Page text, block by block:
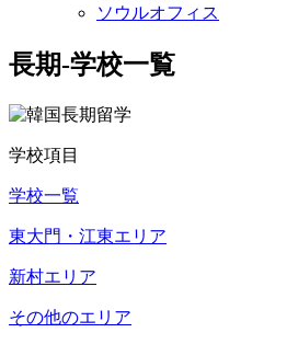
ソウルオフィス
長期-学校一覧
学校項目
学校一覧
東大門・江東エリア
新村エリア
その他のエリア